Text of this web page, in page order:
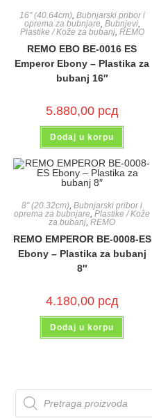
16'' (40.64cm), Bubnjarski pribor i
oprema za bubnjare, Bubnjevi,
Plastike / Kože za bubanj, REMO
REMO EBO BE-0016 ES
Emperor Ebony – Plastika za
bubanj 16″
5.880,00 рсд
Dodaj u korpu
8'' (20.32cm) ,Bubnjarski pribor i
oprema za bubnjare ,Plastike / Kože
za bubanj ,REMO
REMO EMPEROR BE-0008-ES
Ebony – Plastika za bubanj
8″
4.180,00 рсд
Dodaj u korpu